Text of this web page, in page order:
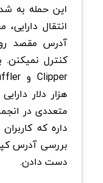
این حمله به
انتقال
آدرس مقصد
هزار دلار
متعددی در
داره که
بررسی آدرس
دست دادن.